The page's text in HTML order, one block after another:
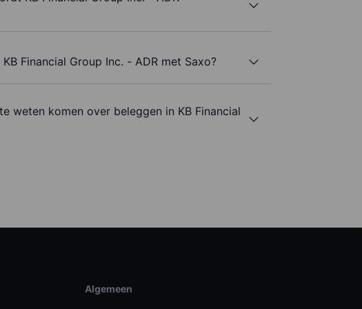
Financial Group Inc. - ADR met Saxo?
weten komen over beleggen in KB Financial
Algemeen